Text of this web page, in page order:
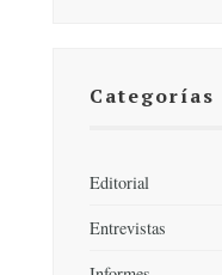
Categorías
Editorial
Entrevistas